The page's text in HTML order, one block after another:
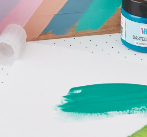
ansehen
kannst du ein
charmantes
eine wunderbare Möglichkeit, deine